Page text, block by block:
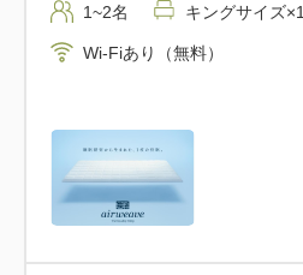
1~2名 キングサイズ×1
Wi-Fiあり（無料）